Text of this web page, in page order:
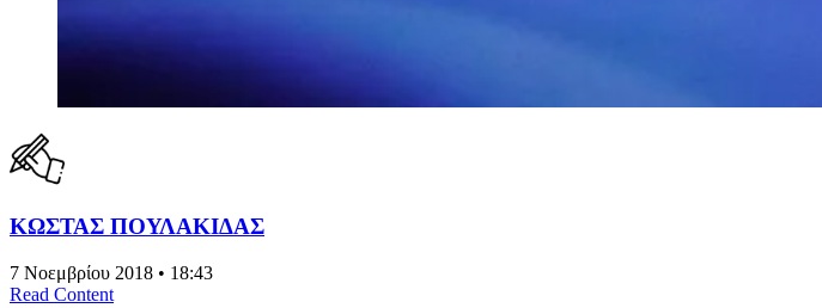
ΚΩΣΤΑΣ ΠΟΥΛΑΚΙΔΑΣ
7 Νοεμβρίου 2018 • 18:43
Read Content